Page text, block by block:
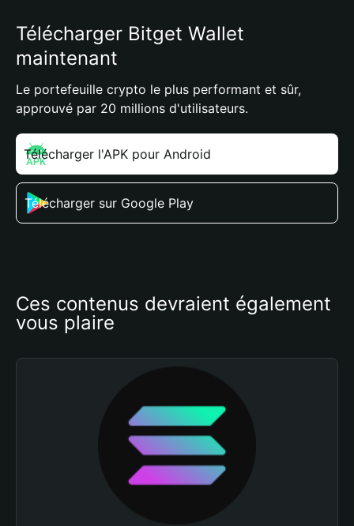
Télécharger Bitget Wallet
maintenant
Le portefeuille crypto le plus performant et sûr,
approuvé par 20 millions d'utilisateurs.
Télécharger l'APK pour Android
Télécharger sur Google Play
Ces contenus devraient également
vous plaire